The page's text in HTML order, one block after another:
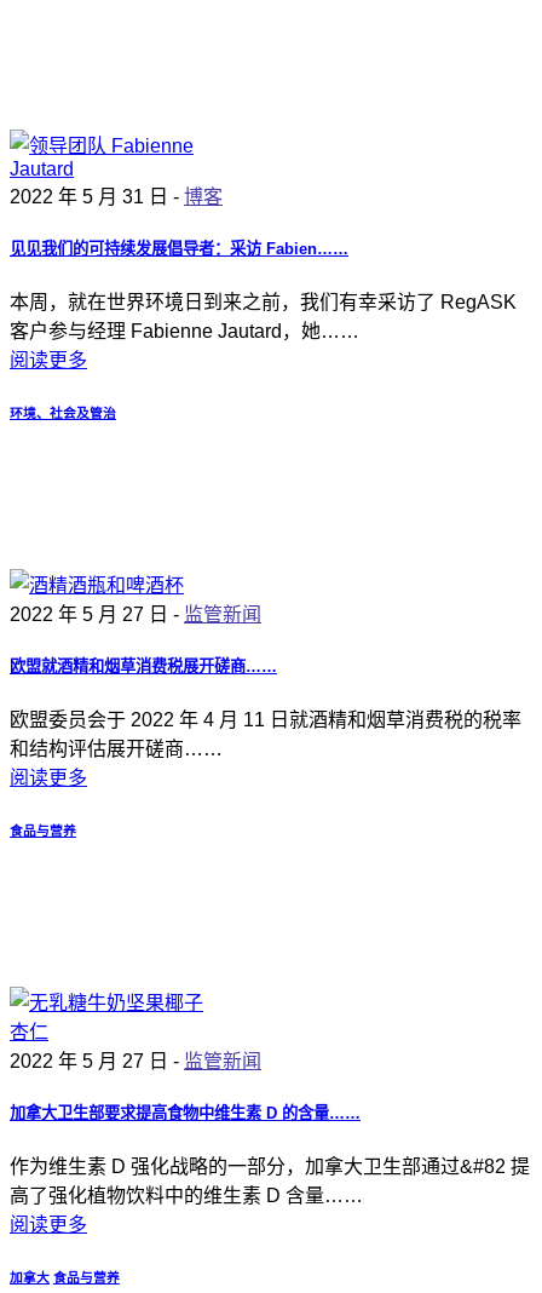
2022 年 5 月 31 日 - 博客
见见我们的可持续发展倡导者：采访 Fabien……
本周，就在世界环境日到来之前，我们有幸采访了 RegASK
客户参与经理 Fabienne Jautard，她……
阅读更多
环境、社会及管治
2022 年 5 月 27 日 - 监管新闻
欧盟就酒精和烟草消费税展开磋商……
欧盟委员会于 2022 年 4 月 11 日就酒精和烟草消费税的税率
和结构评估展开磋商……
阅读更多
食品与营养
2022 年 5 月 27 日 - 监管新闻
加拿大卫生部要求提高食物中维生素 D 的含量……
作为维生素 D 强化战略的一部分，加拿大卫生部通过&#82 提
高了强化植物饮料中的维生素 D 含量……
阅读更多
加拿大 食品与营养